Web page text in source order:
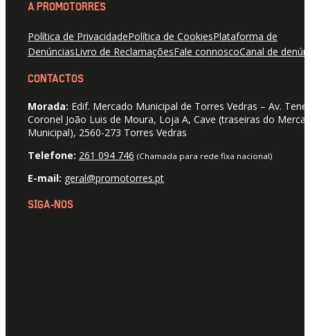
A PROMOTORRES
Política de PrivacidadePolítica de CookiesPlataforma de
DenúnciasLivro de ReclamaçõesFale connoscoCanal de
CONTACTOS
Morada: Edif. Mercado Municipal de Torres Vedras – Av.
Coronel João Luis de Moura, Loja A, Cave (traseiras do
Municipal), 2560-273 Torres Vedras
Telefone: 261 094 746 (Chamada para rede fixa nacional)
E-mail: geral@promotorres.pt
SIGA-NOS